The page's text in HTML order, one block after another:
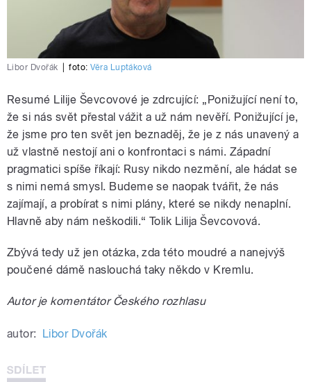
Libor Dvořák foto:Věra Luptáková
Resumé Lilije Ševcovové je zdrcující: „Ponižující není to,
že si nás svět přestal vážit a už nám nevěří. Ponižující je,
že jsme pro ten svět jen beznaděj, že je z nás unavený a
už vlastně nestojí ani o konfrontaci s námi. Západní
pragmatici spíše říkají: Rusy nikdo nezmění, ale hádat se
s nimi nemá smysl. Budeme se naopak tvářit, že nás
zajímají, a probírat s nimi plány, které se nikdy nenaplní.
Hlavně aby nám neškodili.“ Tolik Lilija Ševcovová.
Zbývá tedy už jen otázka, zda této moudré a nanejvýš
poučené dámě naslouchá taky někdo v Kremlu.
Autor je komentátor Českého rozhlasu
autor: Libor Dvořák